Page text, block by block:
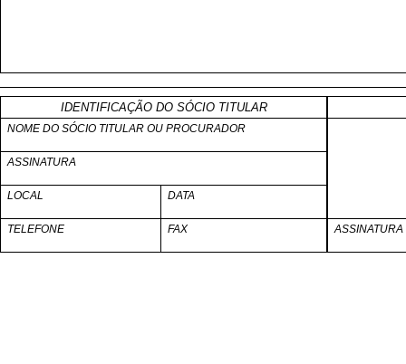
IDENTIFICAÇÃO DO SÓCIO TITULAR
NOME DO SÓCIO TITULAR OU PROCURADOR
ASSINATURA
LOCAL DATA
TELEFONE FAX ASSINATURA